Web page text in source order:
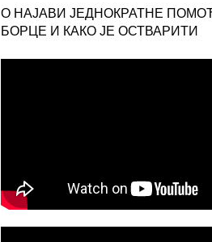
О НАЈАВИ ЈЕДНОКРАТНЕ
БОРЦЕ И КАКО ЈЕ ОСТВАРИТИ